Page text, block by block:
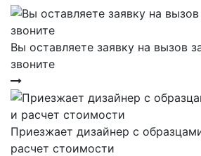
Вы оставляете заявку на вызов
звоните
Приезжает дизайнер с
расчет стоимости